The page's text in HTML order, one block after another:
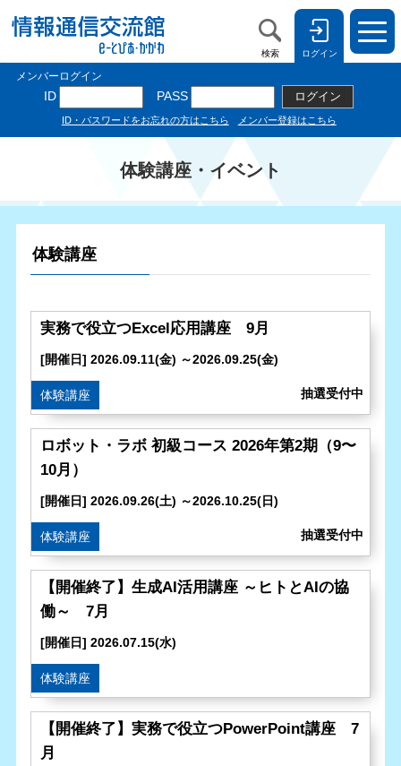
検索 ログイン
体験講座・イベント
体験講座
実務で役立つExcel応用講座 9月
[開催日] 2026.09.11(金) ～2026.09.25(金)
体験講座
ロボット・ラボ 初級コース 2026年第2期（9〜
10月）
[開催日] 2026.09.26(土) ～2026.10.25(日)
体験講座
【開催終了】生成AI活用講座 ～ヒトとAIの協
働～ 7月
[開催日] 2026.07.15(水)
体験講座
【開催終了】実務で役立つPowerPoint講座 7
月